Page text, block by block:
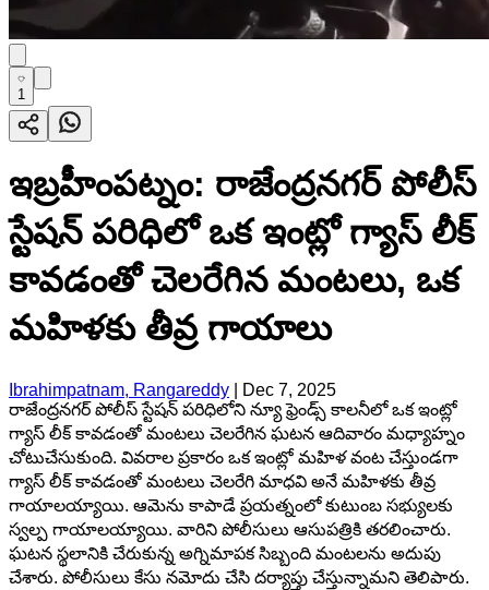
1
ఇబ్రహీంపట్నం: రాజేంద్రనగర్ పోలీస్
స్టేషన్ పరిధిలో ఒక ఇంట్లో గ్యాస్ లీక్
కావడంతో చెలరేగిన మంటలు, ఒక
మహిళకు తీవ్ర గాయాలు
Ibrahimpatnam, Rangareddy
Dec 7, 2025
రాజేంద్రనగర్ పోలీస్ స్టేషన్ పరిధిలోని న్యూ ఫ్రెండ్స్ కాలనీలో ఒక ఇంట్లో
గ్యాస్ లీక్ కావడంతో మంటలు చెలరేగిన ఘటన ఆదివారం మధ్యాహ్నం
చోటుచేసుకుంది. వివరాల ప్రకారం ఒక ఇంట్లో మహిళ వంట చేస్తుండగా
గ్యాస్ లీక్ కావడంతో మంటలు చెలరేగి మాధవి అనే మహిళకు తీవ్ర
గాయాలయ్యాయి. ఆమెను కాపాడే ప్రయత్నంలో కుటుంబ సభ్యులకు
స్వల్ప గాయాలయ్యాయి. వారిని పోలీసులు ఆసుపత్రికి తరలించారు.
ఘటన స్థలానికి చేరుకున్న అగ్నిమాపక సిబ్బంది మంటలను అదుపు
చేశారు. పోలీసులు కేసు నమోదు చేసి దర్యాప్తు చేస్తున్నామని తెలిపారు.